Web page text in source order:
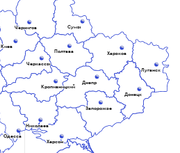
Киев
Чернигов Сумы
Полтава Харьков
Луганск
Донецк
Днепр
Черкассы
Кропивницкий
Одесса
Запорожье
Херсон
Николаев